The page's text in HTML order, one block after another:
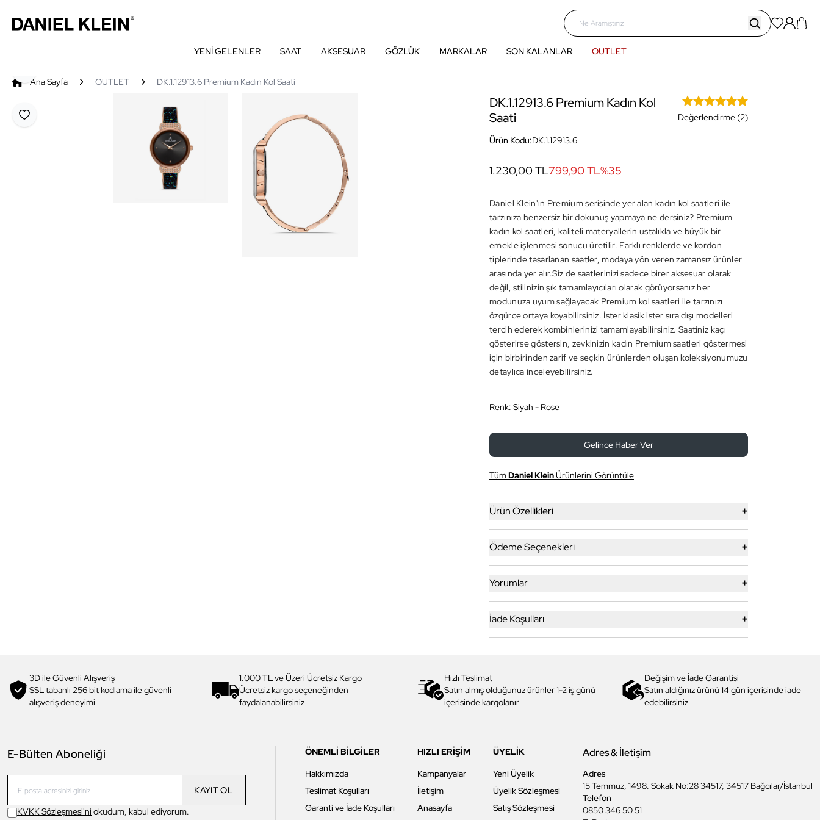
YENİ GELENLER SAAT AKSESUAR GÖZLÜK MARKALAR SON KALANLAR OUTLET
Ana Sayfa OUTLET DK.1.12913.6 Premium Kadın Kol Saati
Favoriye Ekle
Paylaş
DK.1.12913.6 Premium Kadın Kol
Saati
Ürün Kodu:DK.1.12913.6
Değerlendirme (2)
1.230,00 TL799,90 TL%35
Daniel Klein'ın Premium serisinde yer alan kadın kol saatleri ile
tarzınıza benzersiz bir dokunuş yapmaya ne dersiniz? Premium
kadın kol saatleri, kaliteli materyallerin ustalıkla ve büyük bir
emekle işlenmesi sonucu üretilir. Farklı renklerde ve kordon
tiplerinde tasarlanan saatler, modaya yön veren zamansız ürünler
arasında yer alır.Siz de saatlerinizi sadece birer aksesuar olarak
değil, stilinizin şık tamamlayıcıları olarak görüyorsanız her
modunuza uyum sağlayacak Premium kol saatleri ile tarzınızı
özgürce ortaya koyabilirsiniz. İster klasik ister sıra dışı modelleri
tercih ederek kombinlerinizi tamamlayabilirsiniz. Saatiniz kaçı
gösterirse göstersin, zevkinizin kadın Premium saatleri göstermesi
için birbirinden zarif ve seçkin ürünlerden oluşan koleksiyonumuzu
detaylıca inceleyebilirsiniz.
Renk: Siyah - Rose
Gelince Haber Ver
TümDaniel KleinÜrünlerini Görüntüle
Ürün Özellikleri +
Ödeme Seçenekleri +
Yorumlar +
İade Koşulları +
3D ile Güvenli Alışveriş
SSL tabanlı 256 bit kodlama ile güvenli
alışveriş deneyimi
1.000 TL ve Üzeri Ücretsiz Kargo
Ücretsiz kargo seçeneğinden
faydalanabilirsiniz
Hızlı Teslimat
Satın almış olduğunuz ürünler 1-2 iş günü
içerisinde kargolanır
Değişim ve İade Garantisi
Satın aldığınız ürünü 14 gün içerisinde iade
edebilirsiniz
E-Bülten Aboneliği
KAYIT OL
KVKK Sözleşmesi'ni okudum, kabul ediyorum.
ÖNEMLİ BİLGİLER
Hakkımızda
Teslimat Koşulları
Garanti ve İade Koşulları
HIZLI ERİŞİM
Kampanyalar
İletişim
Anasayfa
ÜYELİK
Yeni Üyelik
Üyelik Sözleşmesi
Satış Sözleşmesi
Adres & İletişim
Adres
15 Temmuz, 1498. Sokak No:28 34517, 34517 Bağcılar/İstanbul
Telefon
0850 346 50 51